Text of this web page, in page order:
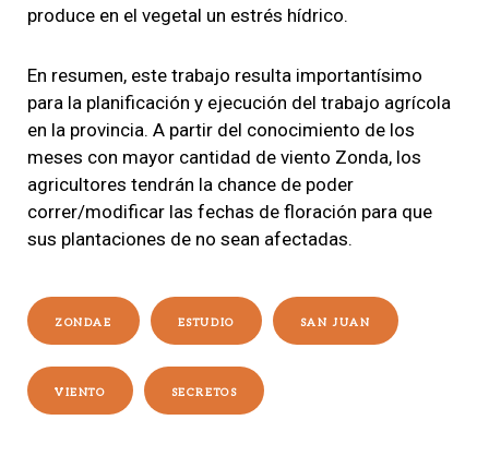
produce en el vegetal un estrés hídrico.
En resumen, este trabajo resulta importantísimo
para la planificación y ejecución del trabajo agrícola
en la provincia. A partir del conocimiento de los
meses con mayor cantidad de viento Zonda, los
agricultores tendrán la chance de poder
correr/modificar las fechas de floración para que
sus plantaciones de no sean afectadas.
ZONDAE ESTUDIO SAN JUAN
VIENTO SECRETOS